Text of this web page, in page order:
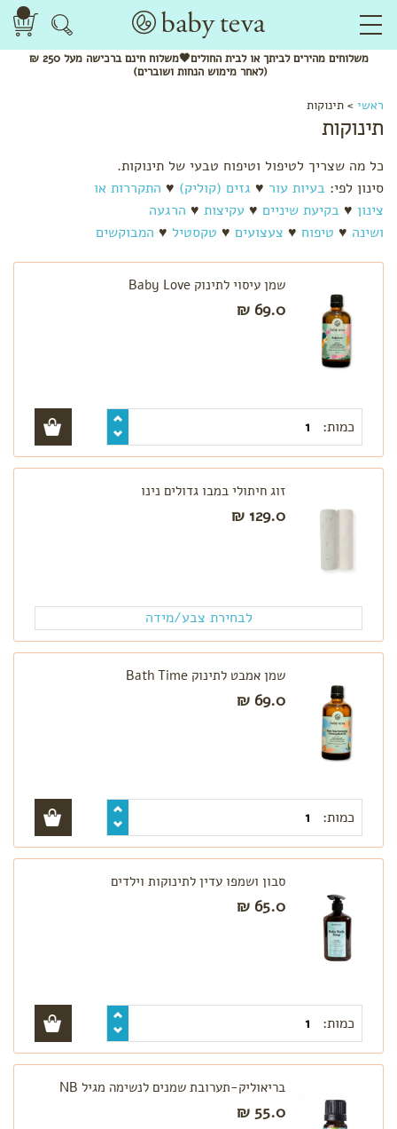
משלוחיםמהיריםלביתך או לבית החולים🖤משלוחחינם
ברכישה מעל 250 ₪
(לאחר מימוש הנחות ושוברים)
לפי
קטגוריה
מנשאים
צעצועי
התפתחות
מומלצי
קיץ
טקסטיל
אמבטיה
שינה
לטיול
בגדי
חיתולים
פעמיים
חיתולי
טטרה
לפי צורך
בקיעת
שיניים
התקררות
צינון
הרגעה
ושינה
טיפול
בבעיות
ראשי > תינוקות
תינוקות
כל מה שצריך לטיפול וטיפוח טבעי של תינוקות.
סינון לפי: בעיות עור ♥ גזים (קוליק) ♥ התקררות או
צינון ♥ בקיעת שיניים ♥ עקיצות ♥ הרגעה
ושינה ♥ טיפוח ♥ צעצועים ♥ טקסטיל ♥ המבוקשים
שמן עיסוי לתינוק Baby Love
69.0 ₪
כמות:
זוג חיתולי במבו גדולים נינו
129.0 ₪
לבחירת צבע/מידה
שמן אמבט לתינוק Bath Time
69.0 ₪
כמות:
סבון ושמפו עדין לתינוקות וילדים
65.0 ₪
כמות:
בריאוליק-תערובת שמנים לנשימה מגיל NB
55.0 ₪